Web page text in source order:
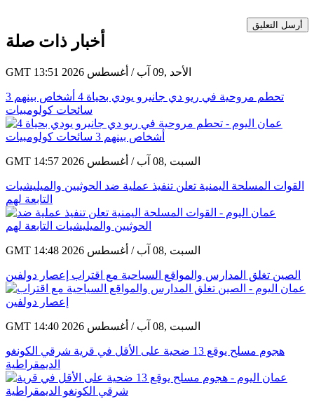
أرسل التعليق
أخبار ذات صلة
GMT 13:51 2026 الأحد ,09 آب / أغسطس
تحطم مروحية في ريو دي جانيرو يودي بحياة 4 أشخاص بينهم 3
سائحات كولومبيات
GMT 14:57 2026 السبت ,08 آب / أغسطس
القوات المسلحة اليمنية تعلن تنفيذ عملية ضد الحوثيين والميليشيات
التابعة لهم
GMT 14:48 2026 السبت ,08 آب / أغسطس
الصين تغلق المدارس والمواقع السياحية مع اقتراب إعصار دولفين
GMT 14:40 2026 السبت ,08 آب / أغسطس
هجوم مسلح يوقع 13 ضحية على الأقل في قرية شرقي الكونغو
الديمقراطية